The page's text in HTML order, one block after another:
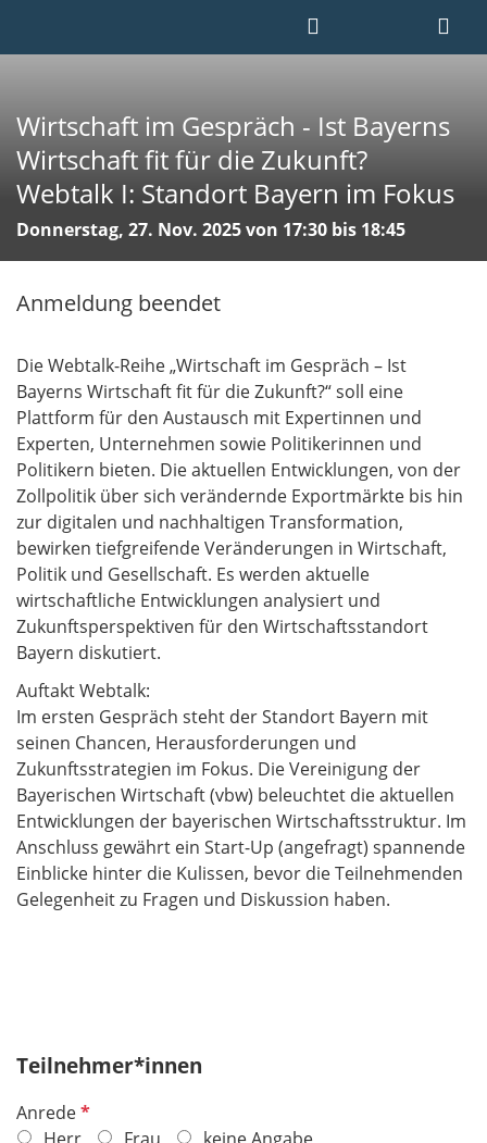
Wirtschaft im Gespräch - Ist Bayerns
Wirtschaft fit für die Zukunft?
Webtalk I: Standort Bayern im Fokus
Donnerstag, 27. Nov. 2025 von 17:30 bis 18:45
Anmeldung beendet
Die Webtalk-Reihe „Wirtschaft im Gespräch – Ist
Bayerns Wirtschaft fit für die Zukunft?“ soll eine
Plattform für den Austausch mit Expertinnen und
Experten, Unternehmen sowie Politikerinnen und
Politikern bieten. Die aktuellen Entwicklungen, von der
Zollpolitik über sich verändernde Exportmärkte bis hin
zur digitalen und nachhaltigen Transformation,
bewirken tiefgreifende Veränderungen in Wirtschaft,
Politik und Gesellschaft. Es werden aktuelle
wirtschaftliche Entwicklungen analysiert und
Zukunftsperspektiven für den Wirtschaftsstandort
Bayern diskutiert.
Auftakt Webtalk:
Im ersten Gespräch steht der Standort Bayern mit
seinen Chancen, Herausforderungen und
Zukunftsstrategien im Fokus. Die Vereinigung der
Bayerischen Wirtschaft (vbw) beleuchtet die aktuellen
Entwicklungen der bayerischen Wirtschaftsstruktur. Im
Anschluss gewährt ein Start-Up (angefragt) spannende
Einblicke hinter die Kulissen, bevor die Teilnehmenden
Gelegenheit zu Fragen und Diskussion haben.
Teilnehmer*innen
AnredeP
f